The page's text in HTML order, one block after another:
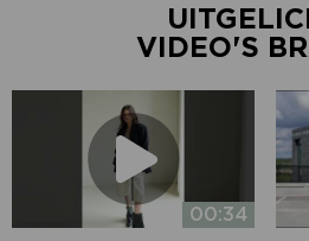
VIDEO'S
00:34